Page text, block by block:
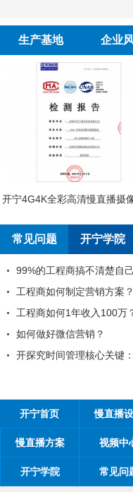
生产基地 企业
开宁4G4K全彩高清慢直播摄
常见问题 开宁学院
99%的工程商搞不清楚自
工程商如何制定营销方案？
工程商如何1年收入100万
如何做好微信营销？
开探究时间管理核心关键
开宁首页 慢直播
慢直播方案 视频中
开宁学院 常见问